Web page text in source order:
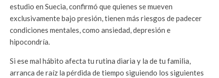
estudio en Suecia, confirmó que quienes se mueven
exclusivamente bajo presión, tienen más riesgos de padecer
condiciones mentales, como ansiedad, depresión e
hipocondría.
Si ese mal hábito afecta tu rutina diaria y la de tu familia,
arranca de raíz la pérdida de tiempo siguiendo los siguientes